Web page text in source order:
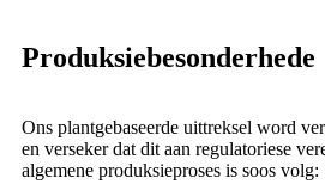
Produksiebesonderhede
Ons plantgebaseerde uittreksel word
en verseker dat dit aan regulatoriese
algemene produksieproses is soos volg: